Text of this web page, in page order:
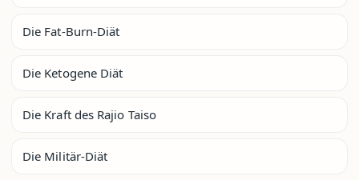
Die Fat-Burn-Diät
Die Ketogene Diät
Die Kraft des Rajio Taiso
Die Militär-Diät